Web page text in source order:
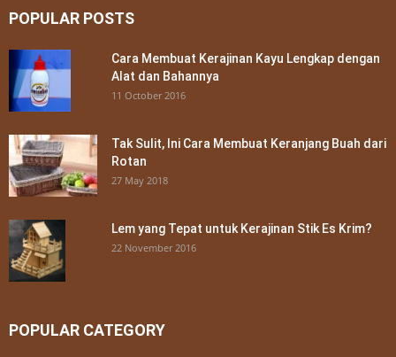
POPULAR POSTS
Cara Membuat Kerajinan Kayu Lengkap dengan
Alat dan Bahannya
11 October 2016
Tak Sulit, Ini Cara Membuat Keranjang Buah dari
Rotan
27 May 2018
Lem yang Tepat untuk Kerajinan Stik Es Krim?
22 November 2016
POPULAR CATEGORY